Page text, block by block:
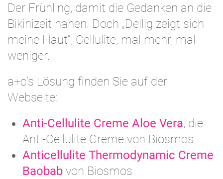
Der Frühling, damit die Gedanken an die
Bikinizeit nahen. Doch „Dellig zeigt sich
meine Haut“, Cellulite, mal mehr, mal
weniger.
a+c’s Lösung finden Sie auf der
Webseite:
Anti-Cellulite Creme Aloe Vera, die
Anti-Cellulite Creme von Biosmos
Anticellulite Thermodynamic Creme
Baobab von Biosmos